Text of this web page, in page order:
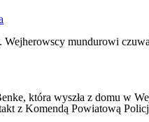
mundurowi
która wyszła z domu w
z Komendą Powiatową